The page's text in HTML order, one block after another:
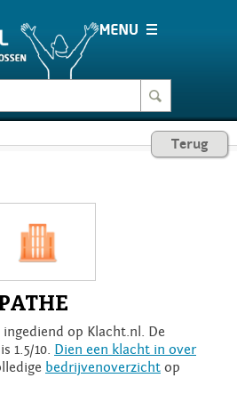
Terug
ingediend op Klacht.nl. De
1.5/10. Dien een klacht in over
bedrijvenoverzicht op